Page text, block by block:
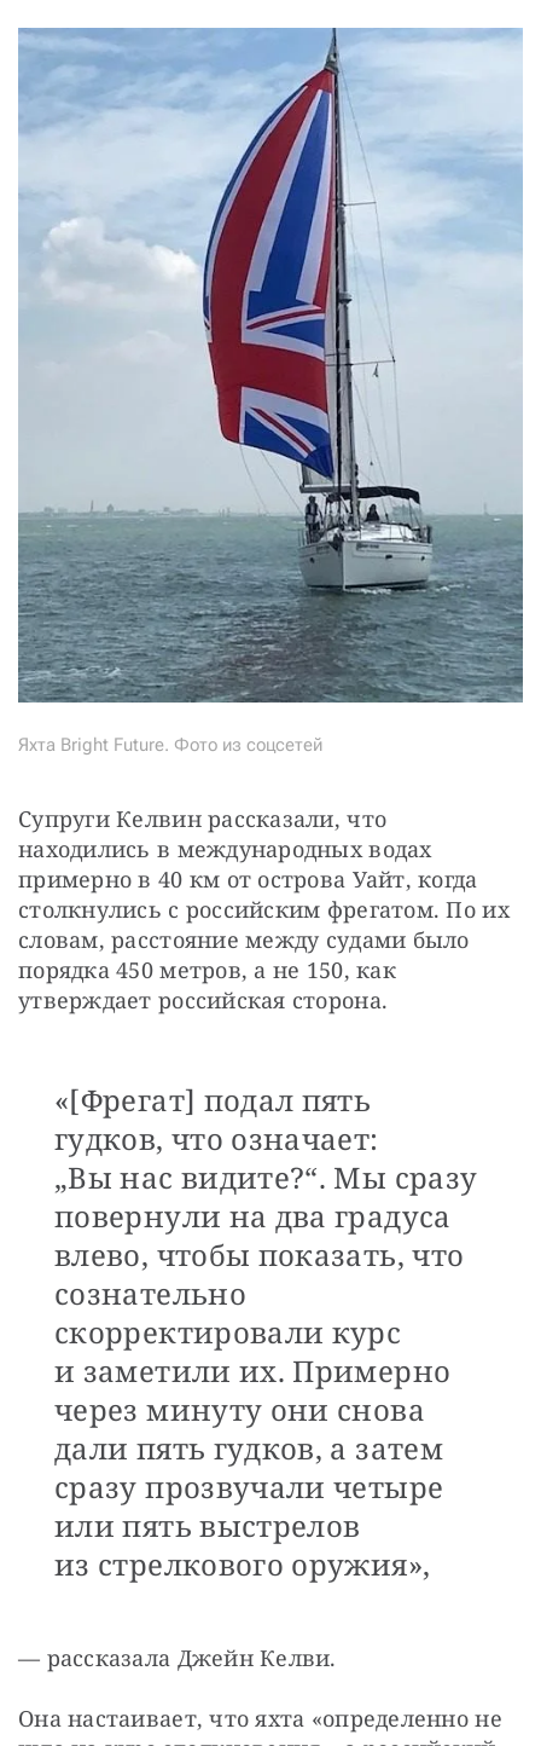
Яхта Bright Future. Фото из соцсетей
Супруги Келвин рассказали, что
находились в международных водах
примерно в 40 км от острова Уайт, когда
столкнулись с российским фрегатом. По их
словам, расстояние между судами было
порядка 450 метров, а не 150, как
утверждает российская сторона.
«[Фрегат] подал пять
гудков, что означает:
„Вы нас видите?“. Мы сразу
повернули на два градуса
влево, чтобы показать, что
сознательно
скорректировали курс
и заметили их. Примерно
через минуту они снова
дали пять гудков, а затем
сразу прозвучали четыре
или пять выстрелов
из стрелкового оружия»,
— рассказала Джейн Келви.
Она настаивает, что яхта «определенно не